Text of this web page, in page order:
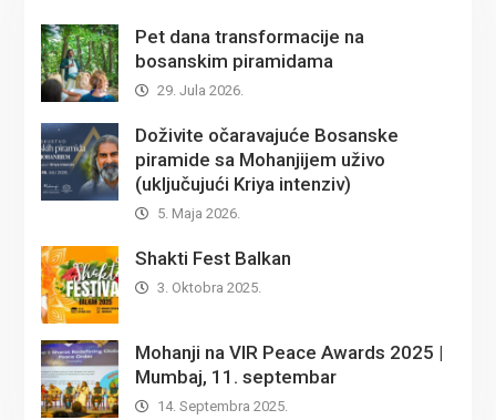
Pet dana transformacije na
bosanskim piramidama
29. Jula 2026.
Doživite očaravajuće Bosanske
piramide sa Mohanjijem uživo
(uključujući Kriya intenziv)
5. Maja 2026.
Shakti Fest Balkan
3. Oktobra 2025.
Mohanji na VIR Peace Awards 2025 |
Mumbaj, 11. septembar
14. Septembra 2025.